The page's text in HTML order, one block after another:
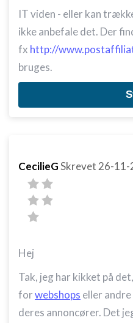
IT viden - eller kan
ikke anbefale det. Der
fx http://
bruges.
CecilieGSkrevet 26-11-
Hej
Tak, jeg har kikket på
forwebshops eller
deres annoncører. Det